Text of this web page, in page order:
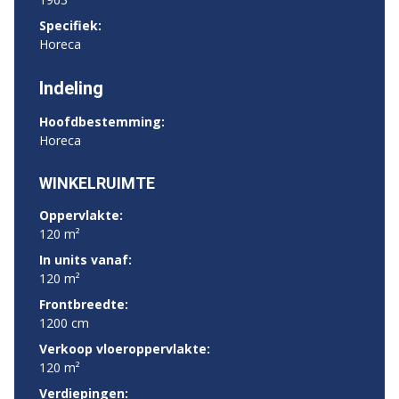
Specifiek:
Horeca
Indeling
Hoofdbestemming:
Horeca
WINKELRUIMTE
Oppervlakte:
120 m²
In units vanaf:
120 m²
Frontbreedte:
1200 cm
Verkoop vloeroppervlakte:
120 m²
Verdiepingen: